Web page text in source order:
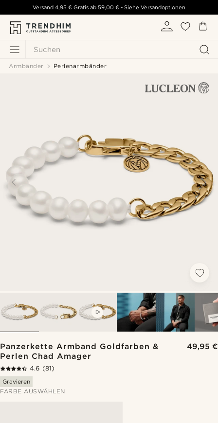
Suchen
Versand 4,95 € Gratis ab 59,00 € - Siehe Versandoptionen
Armbänder Perlenarmbänder
Panzerkette Armband Goldfarben &
Perlen Chad Amager
49,95 €
4.6 (81)
Gravieren
FARBE AUSWÄHLEN